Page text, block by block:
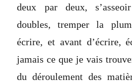
deux par deux,
doubles, tremper la
écrire, et avant d’écrire,
jamais ce que je vais
du déroulement des